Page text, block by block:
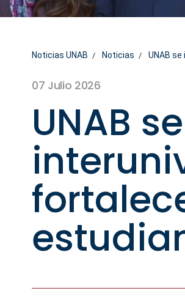
Noticias UNAB Noticias UNAB
07 Julio 2026
UNAB